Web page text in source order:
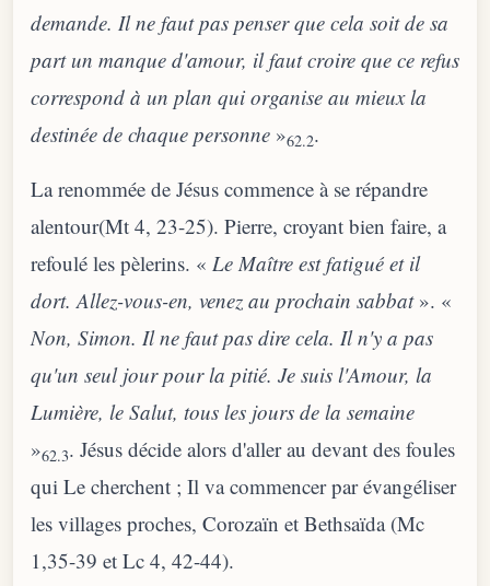
demande. Il ne faut pas penser que cela soit de sa
part un manque d'amour, il faut croire que ce refus
correspond à un plan qui organise au mieux la
destinée de chaque personne »62.2.
La renommée de Jésus commence à se répandre
alentour(Mt 4, 23-25). Pierre, croyant bien faire, a
refoulé les pèlerins. « Le Maître est fatigué et il
dort. Allez-vous-en, venez au prochain sabbat». «
Non, Simon. Il ne faut pas dire cela. Il n'y a pas
qu'un seul jour pour la pitié. Je suis l'Amour, la
Lumière, le Salut, tous les jours de la semaine
»62.3. Jésus décide alors d'aller au devant des foules
qui Le cherchent ; Il va commencer par évangéliser
les villages proches, Corozaïn et Bethsaïda (Mc
1,35-39 et Lc 4, 42-44).